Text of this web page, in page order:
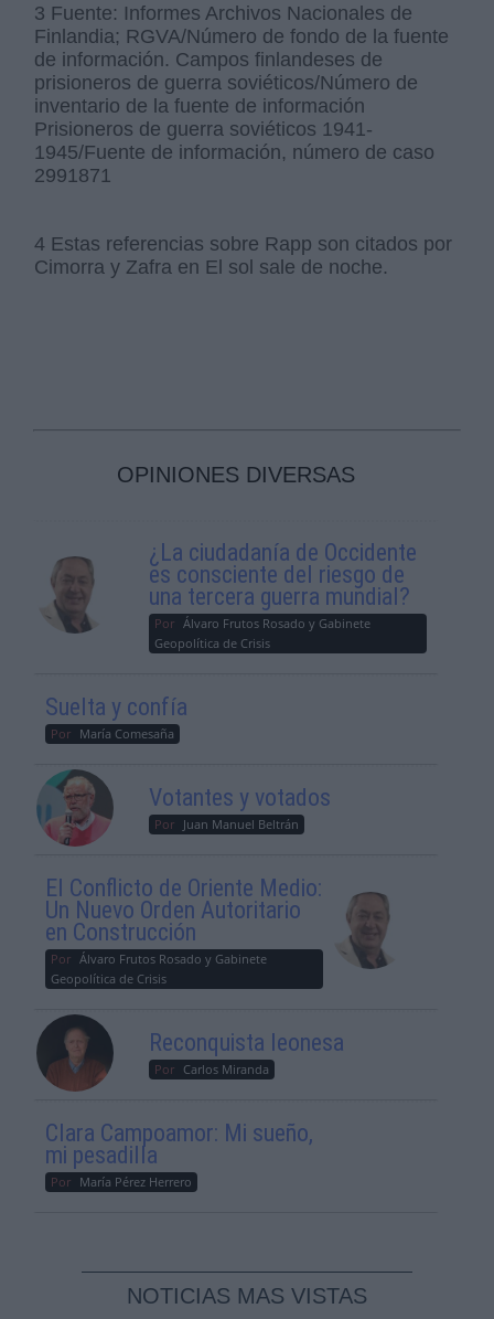
3 Fuente: Informes Archivos Nacionales de
Finlandia; RGVA/Número de fondo de la fuente
de información. Campos finlandeses de
prisioneros de guerra soviéticos/Número de
inventario de la fuente de información
Prisioneros de guerra soviéticos 1941-
1945/Fuente de información, número de caso
2991871
4 Estas referencias sobre Rapp son citados por
Cimorra y Zafra en El sol sale de noche.
OPINIONES DIVERSAS
¿La ciudadanía de Occidente
es consciente del riesgo de
una tercera guerra mundial?
Por Álvaro Frutos Rosado y Gabinete
Geopolítica de Crisis
Suelta y confía
Por María Comesaña
Votantes y votados
Por Juan Manuel Beltrán
El Conflicto de Oriente Medio:
Un Nuevo Orden Autoritario
en Construcción
Por Álvaro Frutos Rosado y Gabinete
Geopolítica de Crisis
Reconquista leonesa
Por Carlos Miranda
Clara Campoamor: Mi sueño,
mi pesadilla
Por María Pérez Herrero
NOTICIAS MAS VISTAS